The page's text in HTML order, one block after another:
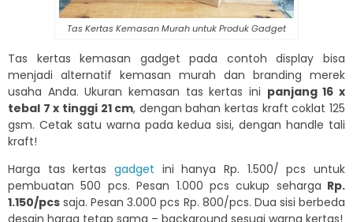
Tas Kertas Kemasan Murah untuk Produk Gadget
Tas kertas kemasan gadget pada contoh display bisa
menjadi alternatif kemasan murah dan branding merek
usaha Anda. Ukuran kemasan tas kertas ini panjang 16 x
tebal 7 x tinggi 21 cm, dengan bahan kertas kraft coklat 125
gsm. Cetak satu warna pada kedua sisi, dengan handle tali
kraft!
Harga tas kertas gadget ini hanya Rp. 1.500/ pcs untuk
pembuatan 500 pcs. Pesan 1.000 pcs cukup seharga Rp.
1.150/pcs saja. Pesan 3.000 pcs Rp. 800/pcs. Dua sisi berbeda
desain harga tetap sama – background sesuai warna kertas!